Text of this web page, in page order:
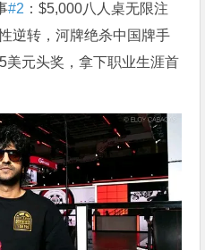
#2 ：$5,000八人桌无限注
逆转，河牌绝杀中国牌手
美元头奖，拿下职业生涯首